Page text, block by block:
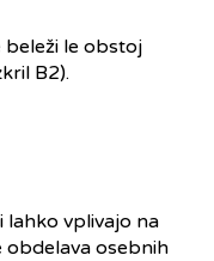
beleži le obstoj
B2).
lahko vplivajo na
obdelava osebnih